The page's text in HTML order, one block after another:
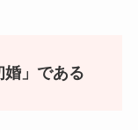
婚」である